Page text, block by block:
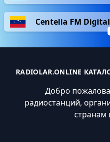
Centella FM Digital
RADIOLAR.ONLINE
Добро
радиостанций,
странам